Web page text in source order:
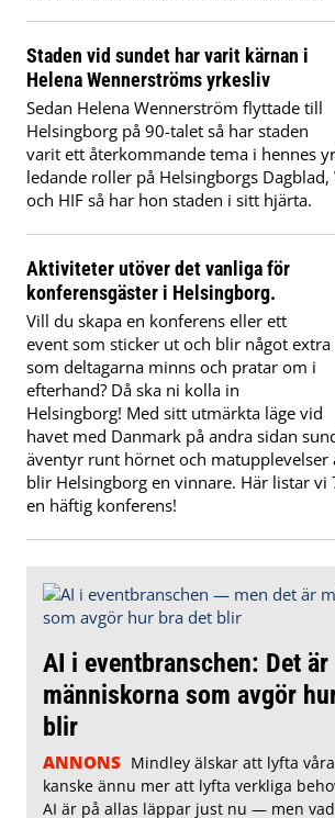
Staden vid sundet har varit kärnan i
Helena Wennerströms yrkesliv
Sedan Helena Wennerström flyttade till
Helsingborg på 90-talet så har staden
varit ett återkommande tema i hennes
ledande roller på Helsingborgs
och HIF så har hon staden i sitt hjärta.
Aktiviteter utöver det vanliga för
konferensgäster i Helsingborg.
Vill du skapa en konferens eller ett
event som sticker ut och blir något extra
som deltagarna minns och pratar om i
efterhand? Då ska ni kolla in
Helsingborg! Med sitt utmärkta läge vid
havet med Danmark på andra sidan
äventyr runt hörnet och matupplevelser
blir Helsingborg en vinnare. Här listar
en häftig konferens!
AI i eventbranschen: Det är
människorna som avgör
blir
ANNONS Mindley älskar att lyfta
kanske ännu mer att lyfta verkliga
AI är på allas läppar just nu — men